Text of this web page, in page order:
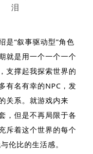
泪
是“叙事驱动型”角色
就是用一个一个一个
支撑起我探索世界的
有名有幸的NPC，发
关系。就游戏内来
，但是不再局限于各
斥着这个世界的每个
伦比的生活感。